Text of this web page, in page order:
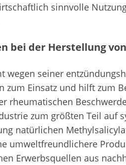
sinnvolle
bei der Herstellung
wegen seiner
zum Einsatz und hilft zum
rheumatischen
zum größten Teil auf
natürlichen
umweltfreundlichere
Erwerbsquellen aus